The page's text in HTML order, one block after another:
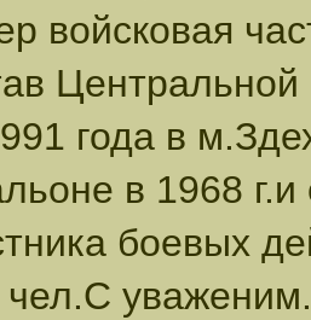
войсковая
Центральной
года в
в 1968
боевых
чел.С уваженим.